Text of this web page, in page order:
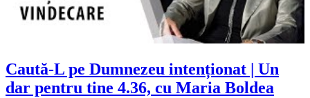
Caută-L pe Dumnezeu intenționat | Un
dar pentru tine 4.36, cu Maria Boldea